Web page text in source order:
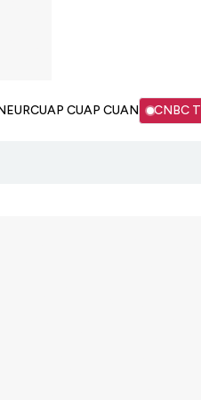
CUAP CUAP CUAN CNBC